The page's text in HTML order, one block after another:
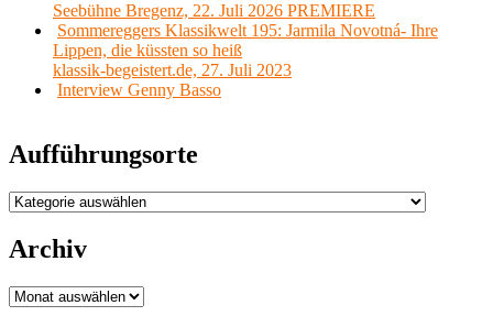
Seebühne Bregenz, 22. Juli 2026 PREMIERE
Sommereggers Klassikwelt 195: Jarmila Novotná- Ihre
Lippen, die küssten so heiß
klassik-begeistert.de, 27. Juli 2023
Interview Genny Basso
Aufführungsorte
Aufführungsorte
Archiv
Archiv